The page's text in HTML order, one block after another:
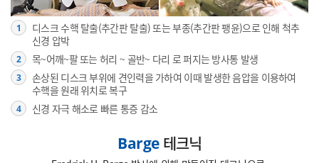
1
디스크 수핵 탈출(추간판 탈출) 또는 부종(추간판 팽윤)으로 인해 척추
신경 압박
2 목~어깨~팔 또는 허리 ~ 골반~ 다리 로 퍼지는 방사통 발생
3
손상된 디스크 부위에 견인력을 가하여 이때 발생한 음압을 이용하여
수핵을 원래 위치로 복구
4 신경 자극 해소로 빠른 통증 감소
Barge테크닉